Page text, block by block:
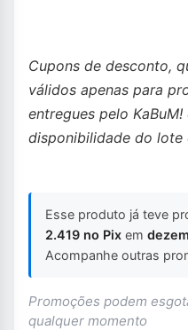
Cupons de desconto,
válidos apenas para
entregues pelo
disponibilidade do lote
Esse produto já teve
2.419 no Pix em
Acompanhe outras
Promoções podem
qualquer momento